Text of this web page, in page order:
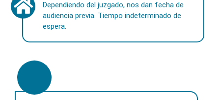
Dependiendo del juzgado, nos dan fecha de
audiencia previa. Tiempo indeterminado de
espera.